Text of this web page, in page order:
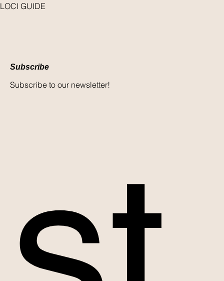
LOCI GUIDE
Subscribe
Subscribe to our newsletter!